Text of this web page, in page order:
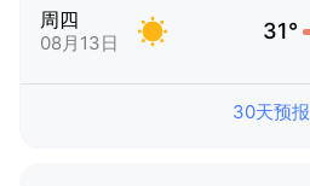
周四
08月13日 31°
30天预报